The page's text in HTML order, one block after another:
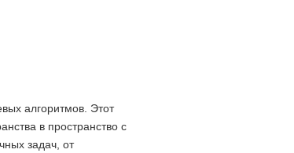
алгоритмов. Этот
в пространство с
задач, от